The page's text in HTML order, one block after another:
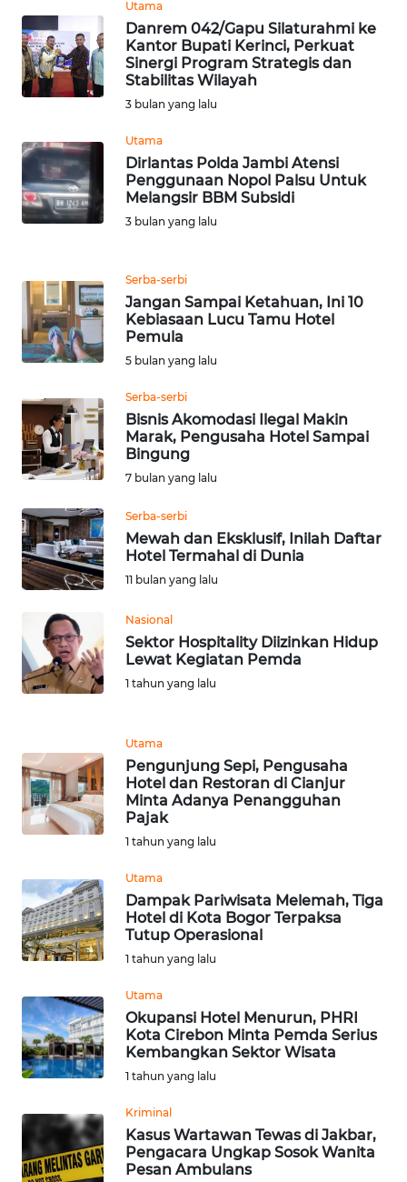
Utama
Danrem 042/Gapu Silaturahmi ke
Kantor Bupati Kerinci, Perkuat
Sinergi Program Strategis dan
Stabilitas Wilayah
3 bulan yang lalu
Utama
Dirlantas Polda Jambi Atensi
Penggunaan Nopol Palsu Untuk
Melangsir BBM Subsidi
3 bulan yang lalu
Serba-serbi
Jangan Sampai Ketahuan, Ini 10
Kebiasaan Lucu Tamu Hotel
Pemula
5 bulan yang lalu
Serba-serbi
Bisnis Akomodasi Ilegal Makin
Marak, Pengusaha Hotel Sampai
Bingung
7 bulan yang lalu
Serba-serbi
Mewah dan Eksklusif, Inilah Daftar
Hotel Termahal di Dunia
11 bulan yang lalu
Nasional
Sektor Hospitality Diizinkan Hidup
Lewat Kegiatan Pemda
1 tahun yang lalu
Utama
Pengunjung Sepi, Pengusaha
Hotel dan Restoran di Cianjur
Minta Adanya Penangguhan
Pajak
1 tahun yang lalu
Utama
Dampak Pariwisata Melemah, Tiga
Hotel di Kota Bogor Terpaksa
Tutup Operasional
1 tahun yang lalu
Utama
Okupansi Hotel Menurun, PHRI
Kota Cirebon Minta Pemda Serius
Kembangkan Sektor Wisata
1 tahun yang lalu
Kriminal
Kasus Wartawan Tewas di Jakbar,
Pengacara Ungkap Sosok Wanita
Pesan Ambulans
INFO
IKLAN
TENTANG
PEDOMAN
MEDIA
SIBER
KARIR
DISCLAIMER
Wahana
News
Regional
WN
WN
JAKARTA
WN
JABAR
WN
WN
NTT
WN
KEPRI
WN
PAPUA
WN
WN
RIAU
SERAMBI
WN